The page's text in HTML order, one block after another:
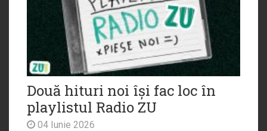
Două hituri noi își fac loc în
playlistul Radio ZU
04 Iunie 2026